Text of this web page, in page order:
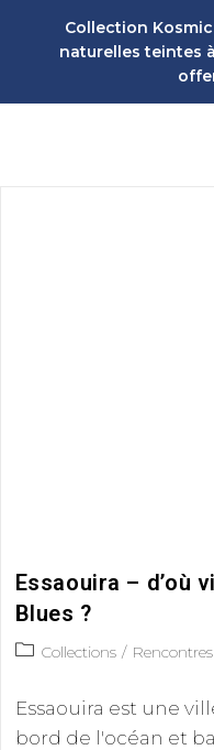
Collection
naturelles teintes
Essaouira – d’où
Blues ?
Collections / Rencontres
Essaouira est une
bord de l'océan et